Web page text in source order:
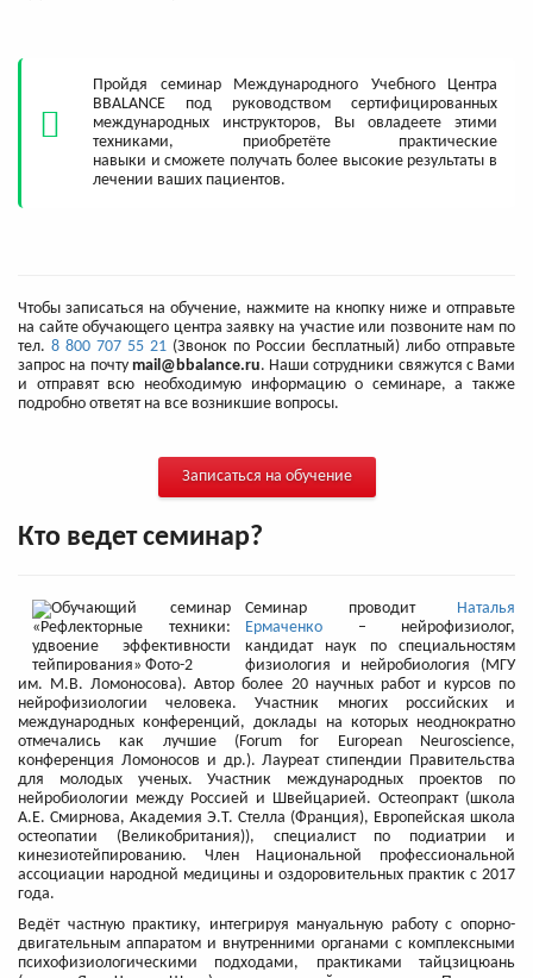
Пройдя семинар Международного Учебного Центра
BBALANCE под руководством сертифицированных
международных инструкторов, Вы овладеете этими
техниками, приобретёте практические
навыки и сможете получать более высокие результаты в
лечении ваших пациентов.
Чтобы записаться на обучение, нажмите на кнопку ниже и отправьте
на сайте обучающего центра заявку на участие или позвоните нам по
тел. 8 800 707 55 21 (Звонок по России бесплатный) либо отправьте
запрос на почту mail@bbalance.ru. Наши сотрудники свяжутся с Вами
и отправят всю необходимую информацию о семинаре, а также
подробно ответят на все возникшие вопросы.
Записаться на обучение
Кто ведет семинар?
Семинар проводит Наталья
Ермаченко – нейрофизиолог,
кандидат наук по специальностям
физиология и нейробиология (МГУ
им. М.В. Ломоносова). Автор более 20 научных работ и курсов по
нейрофизиологии человека. Участник многих российских и
международных конференций, доклады на которых неоднократно
отмечались как лучшие (Forum for European Neuroscience,
конференция Ломоносов и др.). Лауреат стипендии Правительства
для молодых ученых. Участник международных проектов по
нейробиологии между Россией и Швейцарией. Остеопракт (школа
А.Е. Смирнова, Академия Э.Т. Стелла (Франция), Европейская школа
остеопатии (Великобритания)), специалист по подиатрии и
кинезиотейпированию. Член Национальной профессиональной
ассоциации народной медицины и оздоровительных практик с 2017
года.
Ведёт частную практику, интегрируя мануальную работу с опорно-
двигательным аппаратом и внутренними органами с комплексными
психофизиологическими подходами, практиками тайцзицюань